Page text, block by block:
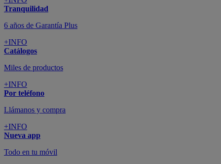
Tranquilidad
6 años de Garantía Plus
+INFO
Catálogos
Miles de productos
+INFO
Por teléfono
Llámanos y compra
+INFO
Nueva app
Todo en tu móvil